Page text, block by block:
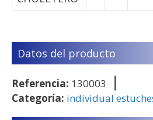
Datos del producto
Referencia: 130003
Categoría: individual